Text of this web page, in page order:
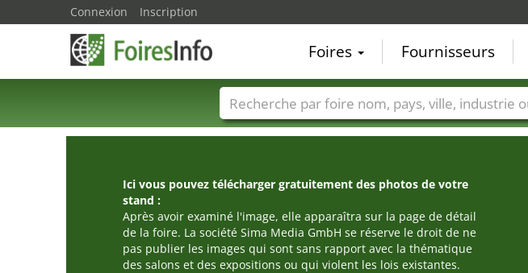
Ici vous pouvez télécharger gratuitement des photos de votre
stand :
Après avoir examiné l'image, elle apparaîtra sur la page de détail
de la foire. La société Sima Media GmbH se réserve le droit de ne
pas publier les images qui sont sans rapport avec la thématique
des salons et des expositions ou qui violent les lois existantes.
Connexion Inscription
Foires Fournisseurs
Foire noms Pays Villes Secteurs de foire